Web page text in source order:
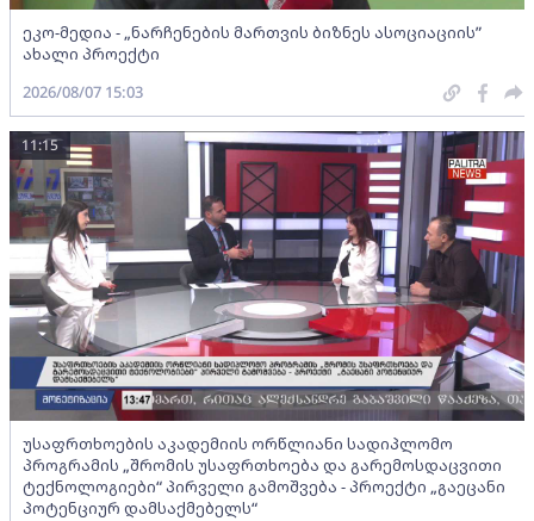
ეკო-მედია - „ნარჩენების მართვის ბიზნეს ასოციაციის”
ახალი პროექტი
2026/08/07 15:03
უსაფრთხოების აკადემიის ორწლიანი სადიპლომო
პროგრამის „შრომის უსაფრთხოება და გარემოსდაცვითი
ტექნოლოგიები“ პირველი გამოშვება - პროექტი „გაეცანი
პოტენციურ დამსაქმებელს“
11:15